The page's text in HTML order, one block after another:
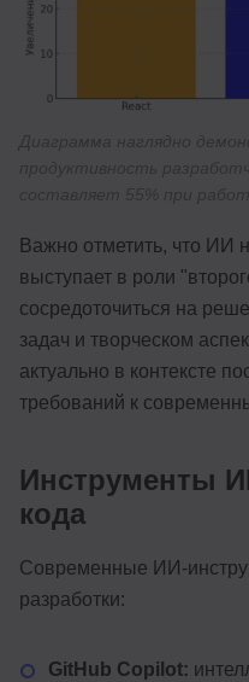
Важно отметить, что ИИ
выступает в роли
сосредоточиться на
задач и творческом
актуально в контексте
требований к
Инструменты
кода
Современные ИИ-
разработки:
GitHub Copilot: